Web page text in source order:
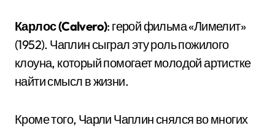
Карлос (Calvero): герой фильма «Лимелит»
(1952). Чаплин сыграл эту роль пожилого
клоуна, который помогает молодой артистке
найти смысл в жизни.
Кроме того, Чарли Чаплин снялся во многих